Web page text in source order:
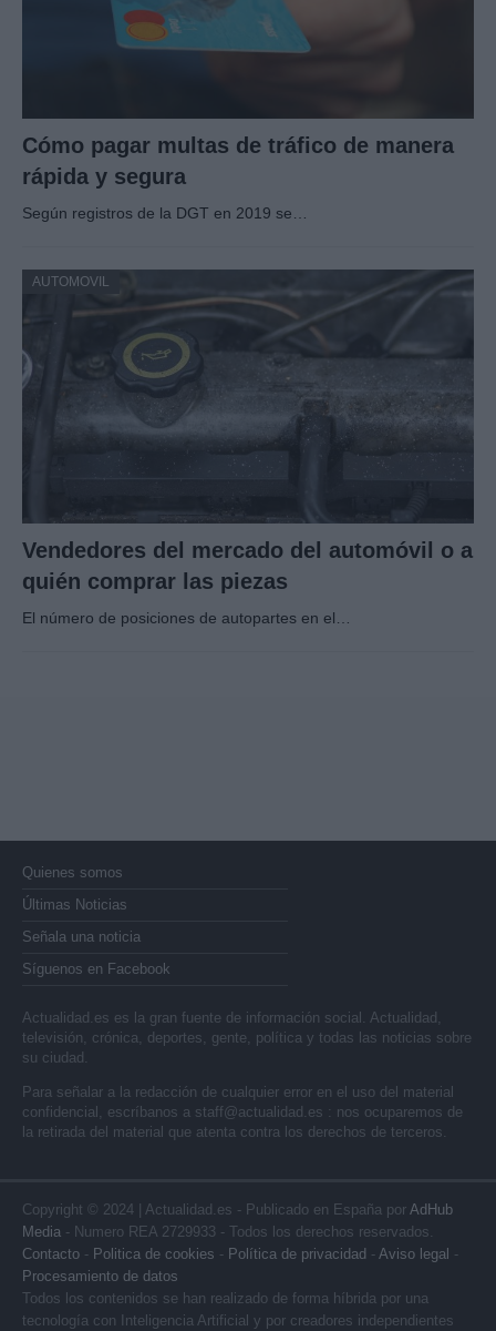
Cómo pagar multas de tráfico de manera
rápida y segura
Según registros de la DGT en 2019 se…
AUTOMOVIL
Vendedores del mercado del automóvil o a
quién comprar las piezas
El número de posiciones de autopartes en el…
Quienes somos
Últimas Noticias
Señala una noticia
Síguenos en Facebook
Actualidad.es es la gran fuente de información social. Actualidad,
televisión, crónica, deportes, gente, política y todas las noticias sobre
su ciudad.
Para señalar a la redacción de cualquier error en el uso del material
confidencial, escríbanos a staff@actualidad.es : nos ocuparemos de
la retirada del material que atenta contra los derechos de terceros.
Copyright © 2024 | Actualidad.es - Publicado en España por AdHub
Media - Numero REA 2729933 - Todos los derechos reservados.
Contacto - Politica de cookies - Política de privacidad - Aviso legal -
Procesamiento de datos
Todos los contenidos se han realizado de forma híbrida por una
tecnología con Inteligencia Artificial y por creadores independientes